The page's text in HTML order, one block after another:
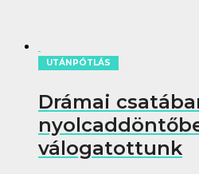
UTÁNPÓTLÁS
Drámai
válogatottunk